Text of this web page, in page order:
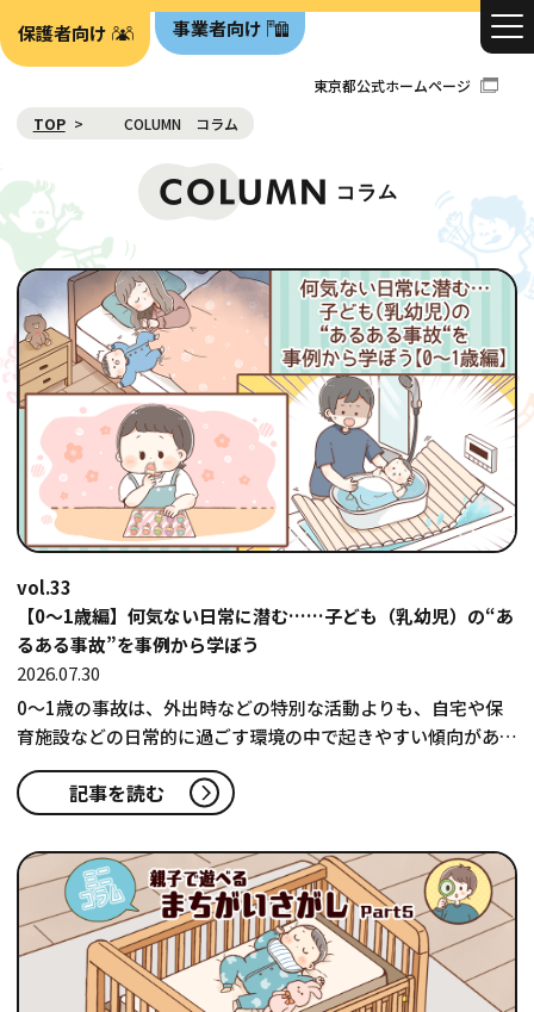
保護者向け 事業者向け
東京都公式ホームページ
TOP
COLUMN コラム
vol.33
【0～1歳編】何気ない日常に潜む……子ども（乳幼児）の“あ
るある事故”を事例から学ぼう
2026.07.30
0～1歳の事故は、外出時などの特別な活動よりも、自宅や保
育施設などの日常的に過ごす環境の中で起きやすい傾向があり
ます。事故の傾向を知り、…
記事を読む